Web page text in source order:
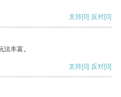
支持[0] 反对[0]
丰富。
支持[0] 反对[0]